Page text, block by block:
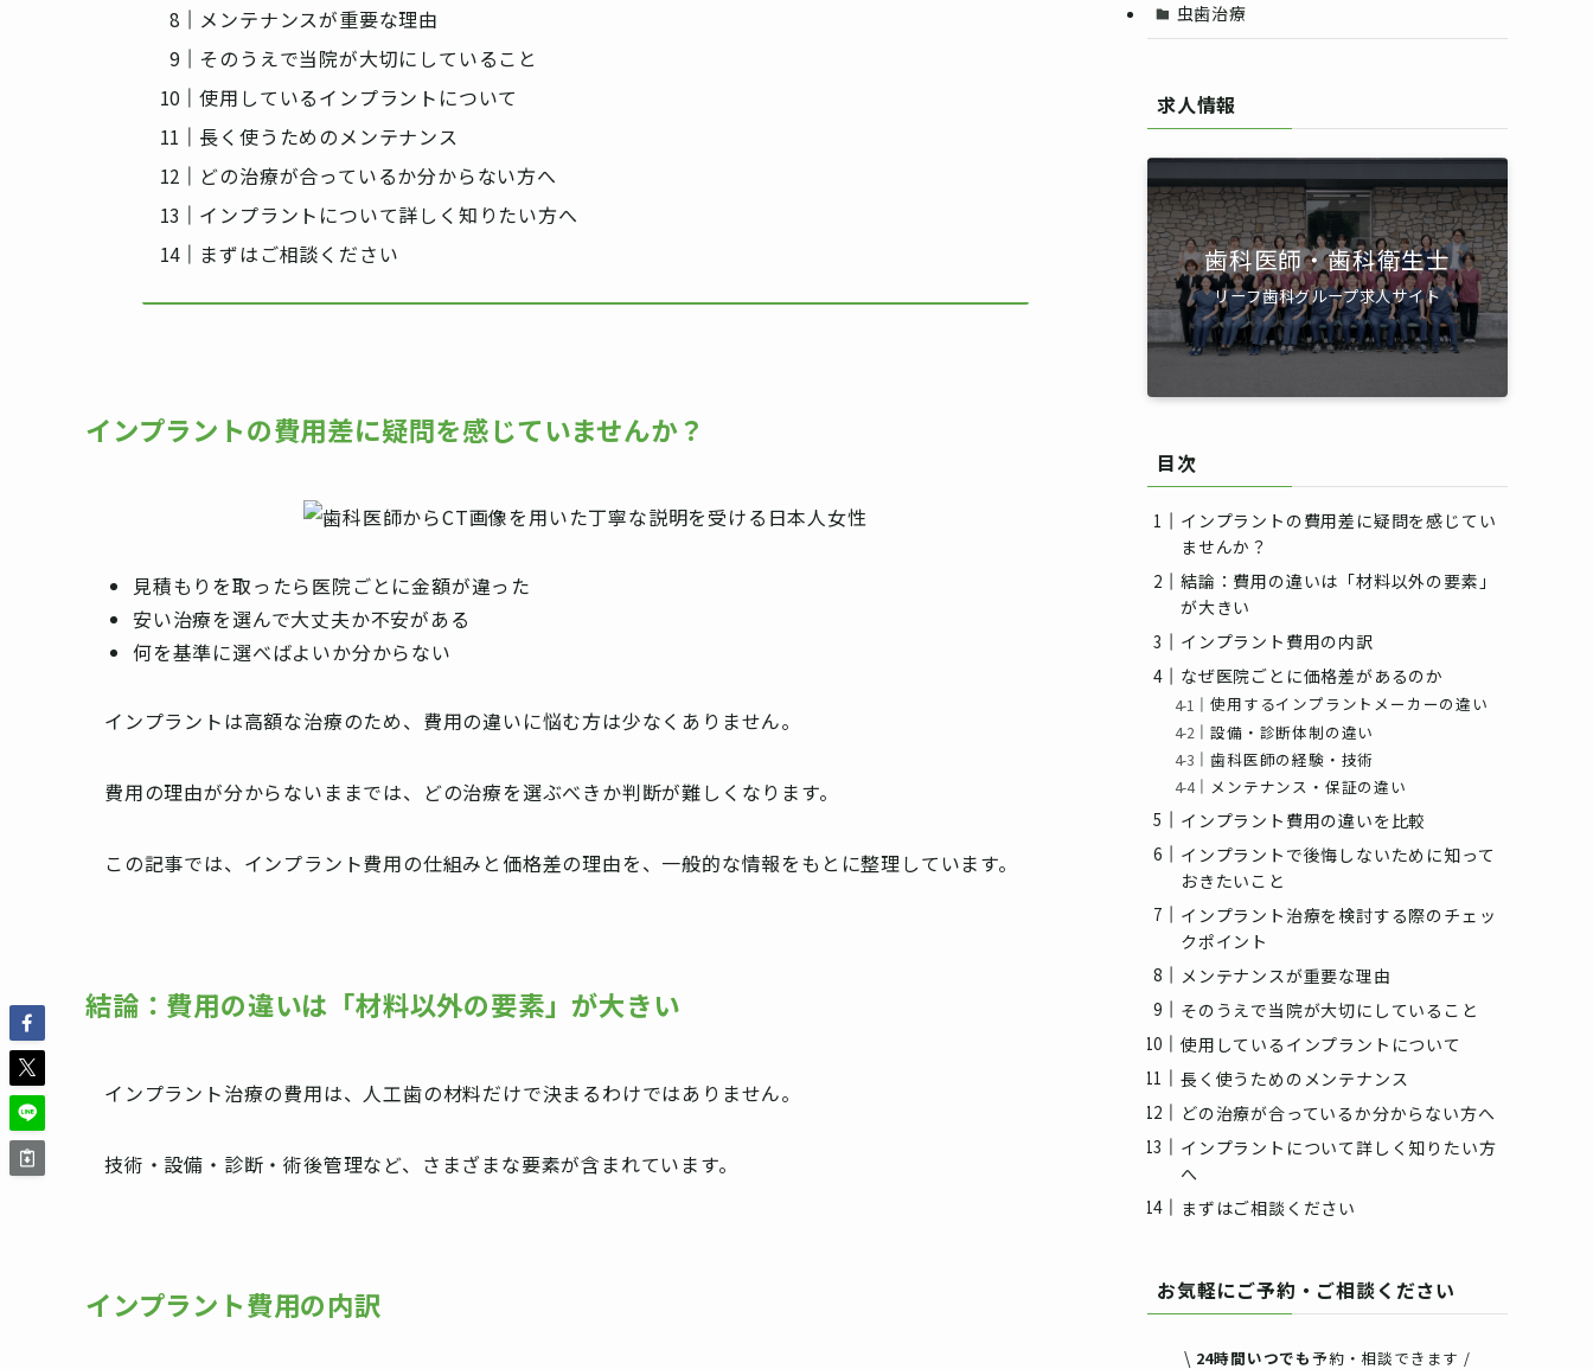
メンテナンスが重要な理由
そのうえで当院が大切にしていること
使用しているインプラントについて
長く使うためのメンテナンス
どの治療が合っているか分からない方へ
インプラントについて詳しく知りたい方へ
まずはご相談ください
インプラントの費用差に疑問を感じていませんか？
見積もりを取ったら医院ごとに金額が違った
安い治療を選んで大丈夫か不安がある
何を基準に選べばよいか分からない
インプラントは高額な治療のため、費用の違いに悩む方は少なくありません。
費用の理由が分からないままでは、どの治療を選ぶべきか判断が難しくなります。
この記事では、インプラント費用の仕組みと価格差の理由を、一般的な情報をもとに整理しています。
結論：費用の違いは「材料以外の要素」が大きい
インプラント治療の費用は、人工歯の材料だけで決まるわけではありません。
技術・設備・診断・術後管理など、さまざまな要素が含まれています。
インプラント費用の内訳
虫歯治療
求人情報
歯科医師・歯科衛生士
リーフ歯科グループ求人サイト
目次
インプラントの費用差に疑問を感じてい
ませんか？
結論：費用の違いは「材料以外の要素」
が大きい
インプラント費用の内訳
なぜ医院ごとに価格差があるのか
使用するインプラントメーカーの違い
設備・診断体制の違い
歯科医師の経験・技術
メンテナンス・保証の違い
インプラント費用の違いを比較
インプラントで後悔しないために知って
おきたいこと
インプラント治療を検討する際のチェッ
クポイント
メンテナンスが重要な理由
そのうえで当院が大切にしていること
使用しているインプラントについて
長く使うためのメンテナンス
どの治療が合っているか分からない方へ
インプラントについて詳しく知りたい方
へ
まずはご相談ください
お気軽にご予約・ご相談ください
\ 24時間いつでも予約・相談できます /